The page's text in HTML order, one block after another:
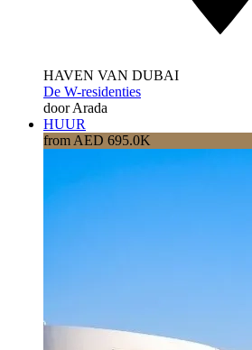
HAVEN VAN DUBAI
De W-residenties
door Arada
HUUR
from AED 695.0K